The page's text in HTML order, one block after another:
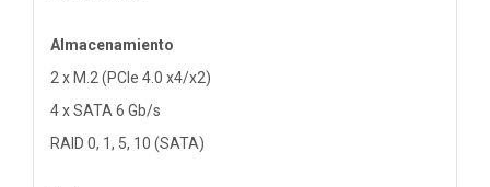
Almacenamiento
2 x M.2 (PCIe 4.0 x4/x2)
4 x SATA 6 Gb/s
RAID 0, 1, 5, 10 (SATA)